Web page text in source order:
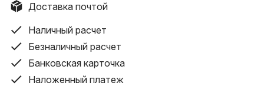
Код товара: 12345
Модель: Lenovo IdeaPad
Состояние: отличное, минимальные следы
использования.
Доставка почтой
Наличный расчет
Безналичный расчет
Банковская карточка
Наложенный платеж